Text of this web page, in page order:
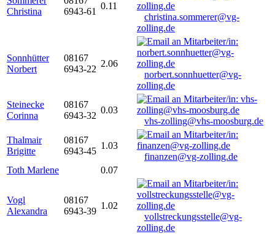
Christina
6943-61
0.11
christina.sommerer@vg-
zolling.de
Sonnhütter
Norbert
08167
6943-22
2.06
norbert.sonnhuetter@vg-
zolling.de
Steinecke
Corinna
08167
6943-32
0.03
vhs-zolling@vhs-moosburg.de
Thalmair
Brigitte
08167
6943-45
1.03
finanzen@vg-zolling.de
Toth Marlene
0.07
Vogl
Alexandra
08167
6943-39
1.02
vollstreckungsstelle@vg-
zolling.de